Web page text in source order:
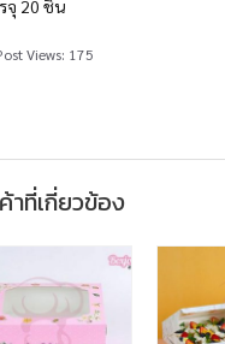
จุ 20 ชิ้น
Views: 175
าที่เกี่ยวข้อง